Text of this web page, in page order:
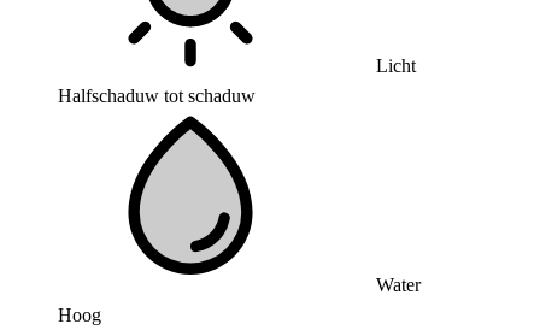
Licht
Halfschaduw tot schaduw
Water
Hoog